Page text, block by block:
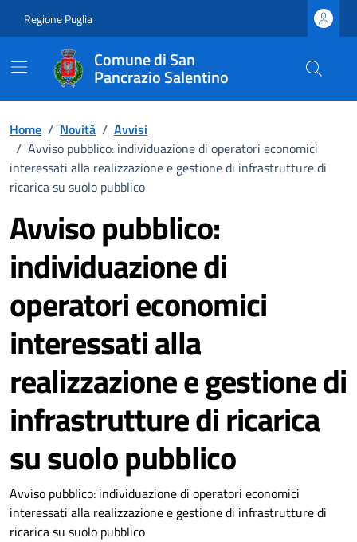
Regione Puglia
Comune di San
Pancrazio Salentino
Home / Novità / Avvisi
/ Avviso pubblico: individuazione di operatori economici
interessati alla realizzazione e gestione di infrastrutture di
ricarica su suolo pubblico
Avviso pubblico:
individuazione di
operatori economici
interessati alla
realizzazione e gestione di
infrastrutture di ricarica
su suolo pubblico
Dettagli della notizia
Avviso pubblico: individuazione di operatori economici
interessati alla realizzazione e gestione di infrastrutture di
ricarica su suolo pubblico